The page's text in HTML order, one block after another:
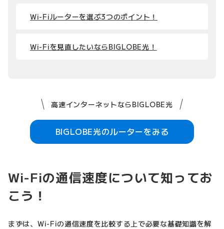
Wi-Fiルーターを選ぶ3つのポイント！
Wi-Fiを見直したいならBIGLOBE光！
高速インターネットならBIGLOBE光
BIGLOBE光のルーターをみる
Wi-Fiの通信速度について知ってお
こう！
まずは、Wi-Fiの通信速度を比較する上で必要な基礎知識を解